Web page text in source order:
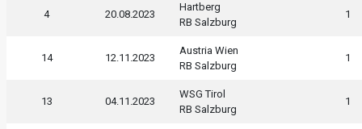
4 20.08.2023
Hartberg
RB Salzburg
1
14 12.11.2023
Austria Wien
RB Salzburg
1
13 04.11.2023
WSG Tirol
RB Salzburg
1